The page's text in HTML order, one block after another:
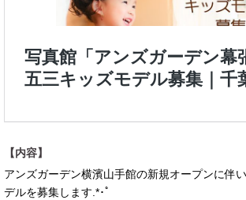
【内容】
アンズガーデン横濱山手館の新規オープンに伴
デルを募集します.*･ﾟ